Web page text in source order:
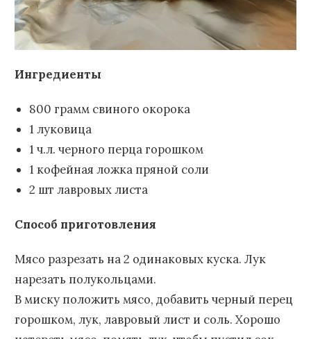
Ингредиенты
800 грамм свиного окорока
1 луковица
1 ч.л. черного перца горошком
1 кофейная ложка пряной соли
2 шт лавровых листа
Способ приготовления
Мясо разрезать на 2 одинаковых куска. Лук
нарезать полукольцами.
В миску положить мясо, добавить черный перец
горошком, лук, лавровый лист и соль. Хорошо